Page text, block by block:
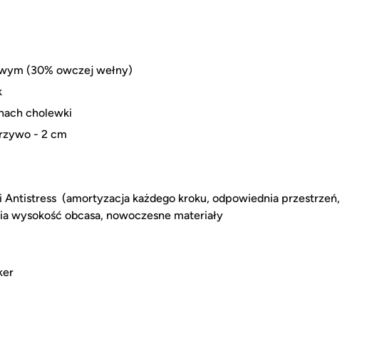
(30% owczej wełny)
cholewki
- 2 cm
(amortyzacja każdego kroku, odpowiednia przestrzeń,
wysokość obcasa, nowoczesne materiały